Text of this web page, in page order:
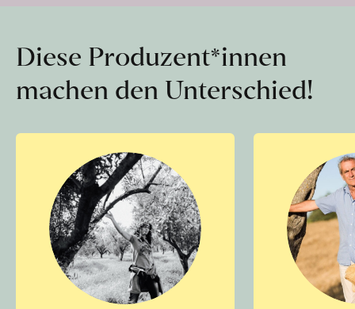
Diese Produzent*innen
machen den Unterschied!